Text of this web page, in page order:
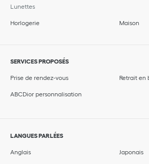
Lunettes
Horlogerie Maison
SERVICES PROPOSÉS
Prise de rendez-vous Retrait en
ABCDior personnalisation
LANGUES PARLÉES
Anglais Japonais